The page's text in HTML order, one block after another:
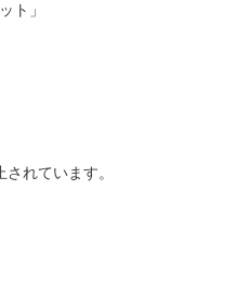
ト」
れています。